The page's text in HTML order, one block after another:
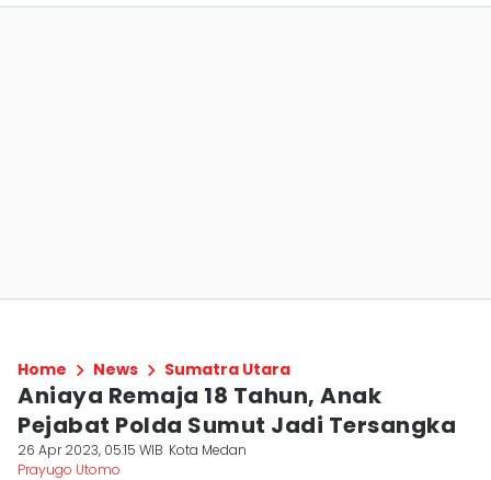
Home News Sumatra Utara
Aniaya Remaja 18 Tahun, Anak
Pejabat Polda Sumut Jadi Tersangka
26 Apr 2023, 05:15 WIB Kota Medan
Prayugo Utomo